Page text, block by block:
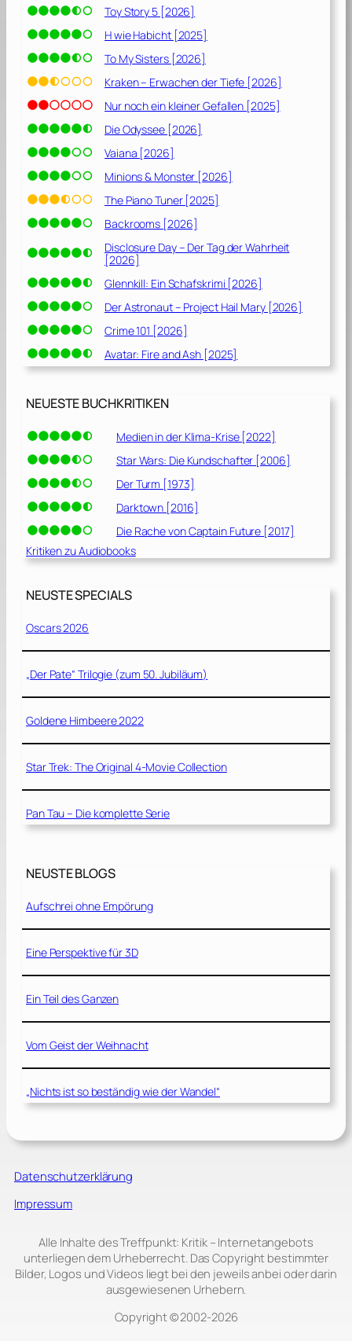
Toy Story 5 [2026]
H wie Habicht [2025]
To My Sisters [2026]
Kraken – Erwachen der Tiefe [2026]
Nur noch ein kleiner Gefallen [2025]
Die Odyssee [2026]
Vaiana [2026]
Minions & Monster [2026]
The Piano Tuner [2025]
Backrooms [2026]
Disclosure Day – Der Tag der Wahrheit
[2026]
Glennkill: Ein Schafskrimi [2026]
Der Astronaut – Project Hail Mary [2026]
Crime 101 [2026]
Avatar: Fire and Ash [2025]
NEUESTE BUCHKRITIKEN
Medien in der Klima-Krise [2022]
Star Wars: Die Kundschafter [2006]
Der Turm [1973]
Darktown [2016]
Die Rache von Captain Future [2017]
Kritiken zu Audiobooks
NEUSTE SPECIALS
Oscars 2026
„Der Pate“ Trilogie (zum 50. Jubiläum)
Goldene Himbeere 2022
Star Trek: The Original 4-Movie Collection
Pan Tau – Die komplette Serie
NEUSTE BLOGS
Aufschrei ohne Empörung
Eine Perspektive für 3D
Ein Teil des Ganzen
Vom Geist der Weihnacht
„Nichts ist so beständig wie der Wandel“
Datenschutzerklärung
Impressum
Alle Inhalte des Treffpunkt: Kritik – Internetangebots
unterliegen dem Urheberrecht. Das Copyright bestimmter
Bilder, Logos und Videos liegt bei den jeweils anbei oder darin
ausgewiesenen Urhebern.
Copyright © 2002‑2026